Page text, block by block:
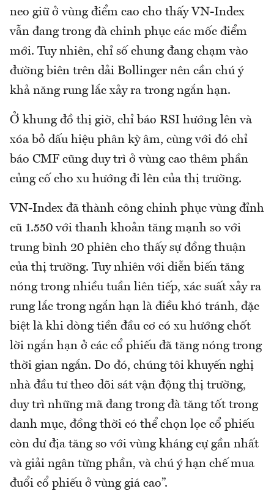
neo giữ ở vùng điểm cao cho thấy VN-Index
vẫn đang trong đà chinh phục các mốc điểm
mới. Tuy nhiên, chỉ số chung đang chạm vào
đường biên trên dải Bollinger nên cần chú ý
khả năng rung lắc xảy ra trong ngắn hạn.
Ở khung đồ thị giờ, chỉ báo RSI hướng lên và
xóa bỏ dấu hiệu phân kỳ âm, cùng với đó chỉ
báo CMF cũng duy trì ở vùng cao thêm phần
củng cố cho xu hướng đi lên của thị trường.
VN-Index đã thành công chinh phục vùng đỉnh
cũ 1.550 với thanh khoản tăng mạnh so với
trung bình 20 phiên cho thấy sự đồng thuận
của thị trường. Tuy nhiên với diễn biến tăng
nóng trong nhiều tuần liên tiếp, xác suất xảy ra
rung lắc trong ngắn hạn là điều khó tránh, đặc
biệt là khi dòng tiền đầu cơ có xu hướng chốt
lời ngắn hạn ở các cổ phiếu đã tăng nóng trong
thời gian ngắn. Do đó, chúng tôi khuyến nghị
nhà đầu tư theo dõi sát vận động thị trường,
duy trì những mã đang trong đà tăng tốt trong
danh mục, đồng thời có thể chọn lọc cổ phiếu
còn dư địa tăng so với vùng kháng cự gần nhất
và giải ngân từng phần, và chú ý hạn chế mua
đuổi cổ phiếu ở vùng giá cao”.